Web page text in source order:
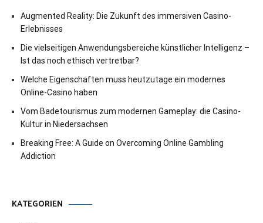
Augmented Reality: Die Zukunft des immersiven Casino-
Erlebnisses
Die vielseitigen Anwendungsbereiche künstlicher Intelligenz –
Ist das noch ethisch vertretbar?
Welche Eigenschaften muss heutzutage ein modernes
Online-Casino haben
Vom Badetourismus zum modernen Gameplay: die Casino-
Kultur in Niedersachsen
Breaking Free: A Guide on Overcoming Online Gambling
Addiction
KATEGORIEN